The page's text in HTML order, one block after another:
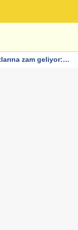
zam geliyor: